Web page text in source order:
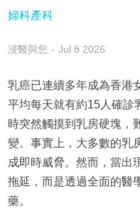
婦科產科
浸醫與您 Jul 8 2026
乳癌已連續多年成為香港
平均每天就有約15人確診
時突然觸摸到乳房硬塊，
變。事實上，大多數的乳
成即時威脅。然而，當出
拖延，而是透過全面的醫
藥。